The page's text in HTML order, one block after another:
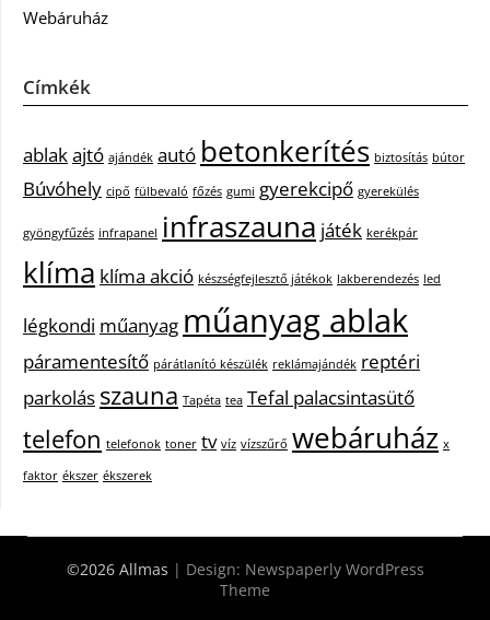
Webáruház
Címkék
ablakajtó ajándék autó betonkerítés biztosítás bútor
Búvóhely cipő fülbevaló főzés gumi gyerekcipő gyerekülés
gyöngyfűzés infrapanel infraszauna játék kerékpár
klíma klíma akció készségfejlesztő játékok lakberendezés led
légkondi műanyag műanyag ablak
páramentesítő párátlanító készülék reklámajándék reptéri
parkolás szauna Tapéta tea Tefal palacsintasütő
telefon telefonok toner tv víz vízszűrő webáruház x
faktor ékszer ékszerek
©2026 Allmas | Design: Newspaperly WordPress
Theme